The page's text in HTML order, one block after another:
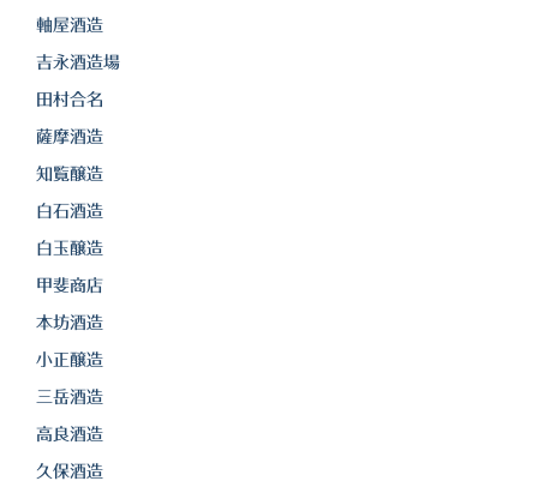
軸屋酒造
吉永酒造場
田村合名
薩摩酒造
知覧醸造
白石酒造
白玉醸造
甲斐商店
本坊酒造
小正醸造
三岳酒造
高良酒造
久保酒造